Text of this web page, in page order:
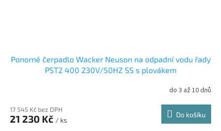
Ponorné čerpadlo Wacker Neuson na odpadní vodu řady
PST2 400 230V/50HZ SS s plovákem
do 3 až 10 dnů
17 545 Kč bez DPH
21 230 Kč / ks
Do košíku